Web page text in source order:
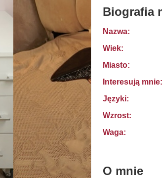
Biografia
Nazwa:
Wiek:
Miasto:
Interesują mnie:
Języki:
Wzrost:
Waga:
O mnie